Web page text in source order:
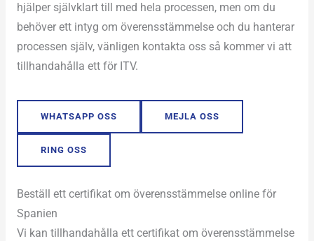
hjälper självklart till med hela processen, men om du
behöver ett intyg om överensstämmelse och du hanterar
processen själv, vänligen kontakta oss så kommer vi att
tillhandahålla ett för ITV.
WHATSAPP OSS MEJLA OSS
RING OSS
Beställ ett certifikat om överensstämmelse online för
Spanien
Vi kan tillhandahålla ett certifikat om överensstämmelse